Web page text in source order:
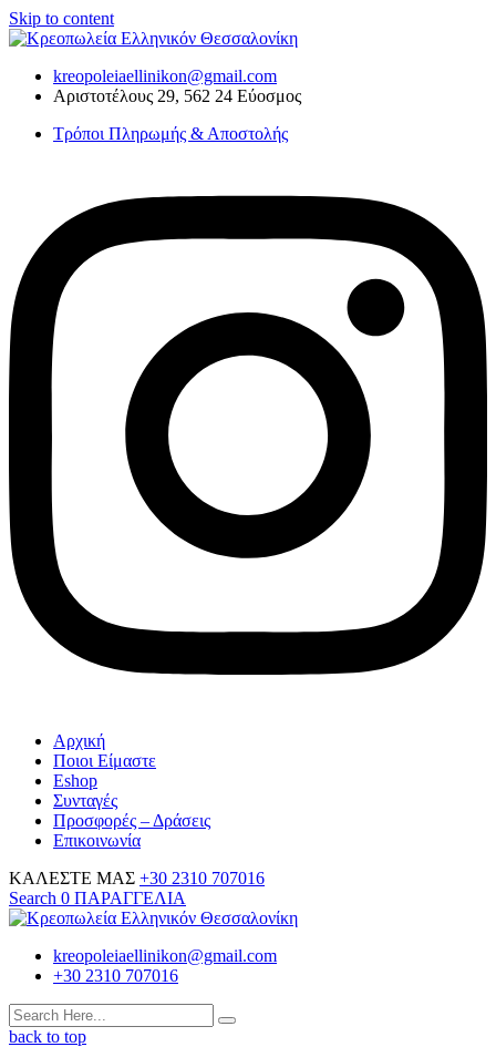
Skip to content
kreopoleiaellinikon@gmail.com
Αριστοτέλους 29, 562 24 Εύοσμος
Τρόποι Πληρωμής & Αποστολής
Αρχική
Ποιοι Είμαστε
Eshop
Συνταγές
Προσφορές – Δράσεις
Επικοινωνία
ΚΑΛΕΣΤΕ ΜΑΣ +30 2310 707016
Search 0 ΠΑΡΑΓΓΕΛΙΑ
kreopoleiaellinikon@gmail.com
+30 2310 707016
back to top